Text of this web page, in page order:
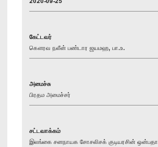
கேட்டவர்
கௌரவ நலீன் பண்டார ஜயமஹ, பா.உ.
அமைச்சு
பிரதம அமைச்சர்
சட்டவாக்கம்
இலங்கை சனநாயக சோசலிசக் குடியரசின்